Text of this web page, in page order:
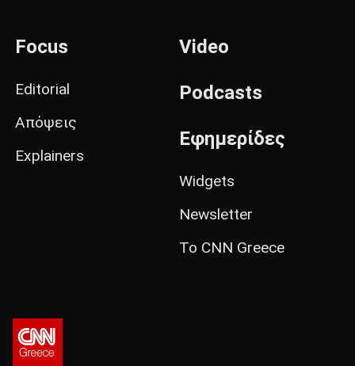
Focus
Editorial
Απόψεις
Explainers
Video
Podcasts
Εφημερίδες
Widgets
Newsletter
Το CNN Greece